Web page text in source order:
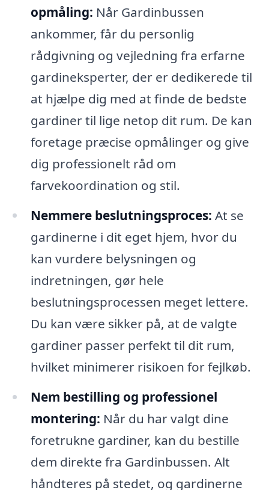
opmåling: Når Gardinbussen
ankommer, får du personlig
rådgivning og vejledning fra erfarne
gardineksperter, der er dedikerede til
at hjælpe dig med at finde de bedste
gardiner til lige netop dit rum. De kan
foretage præcise opmålinger og give
dig professionelt råd om
farvekoordination og stil.
Nemmere beslutningsproces: At se
gardinerne i dit eget hjem, hvor du
kan vurdere belysningen og
indretningen, gør hele
beslutningsprocessen meget lettere.
Du kan være sikker på, at de valgte
gardiner passer perfekt til dit rum,
hvilket minimerer risikoen for fejlkøb.
Nem bestilling og professionel
montering: Når du har valgt dine
foretrukne gardiner, kan du bestille
dem direkte fra Gardinbussen. Alt
håndteres på stedet, og gardinerne